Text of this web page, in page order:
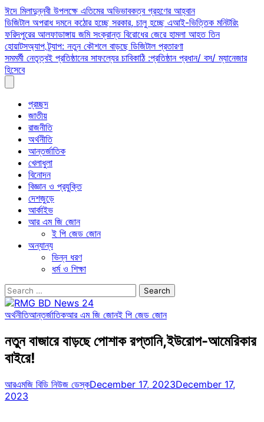
Skip
to
content
ঈদে মিলাদুন্নবী উপলক্ষে এতিমের অভিভাবকত্ব গ্রহণের আহ্বান
ডিজিটাল অপরাধ দমনে কঠোর হচ্ছে সরকার, চালু হচ্ছে এআই-ভিত্তিক মনিটরিং
ফরিদপুরের আলফাডাঙ্গায় জমি সংক্রান্ত বিরোধের জেরে হামলা আহত তিন
হোয়াটসঅ্যাপ ট্র্যাপ: নতুন কৌশলে বাড়ছে ডিজিটাল প্রতারণা
সমমর্মী নেতৃত্বই প্রতিষ্ঠানের সাফল্যের চাবিকাঠি :প্রতিষ্ঠান প্রধান/ বস/ ম্যানেজার
হিসেবে
প্রচ্ছদ
জাতীয়
রাজনীতি
অর্থনীতি
আন্তর্জাতিক
খেলাধুলা
বিনোদন
বিজ্ঞান ও প্রযুক্তি
দেশজুড়ে
আর্কাইভ
আর এম জি জোন
ই পি জেড জোন
অন্যান্য
ভিন্ন ধরণ
ধর্ম ও শিক্ষা
Search
for:
অর্থনীতিআন্তর্জাতিকআর এম জি জোনই পি জেড জোন
নতুন বাজারে বাড়ছে পোশাক রপ্তানি,ইউরোপ-আমেরিকার
বাইরে!
আরএমজি বিডি নিউজ ডেস্কDecember 17, 2023December 17,
2023